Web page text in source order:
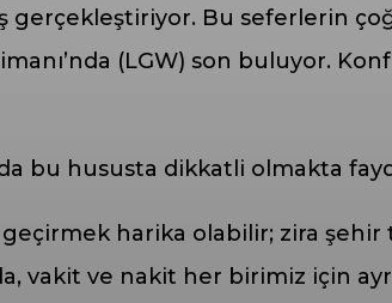
gerçekleştiriyor. Bu seferlerin
(LGW) son buluyor.
bu hususta dikkatli olmakta
harika olabilir; zira
vakit ve nakit her birimiz için